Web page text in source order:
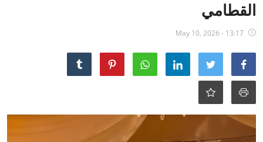
الاخبار
الاقتصاد
الحوادث
التعليم
الفن والثقافة
القطامي
May 10, 2026 - 13:17